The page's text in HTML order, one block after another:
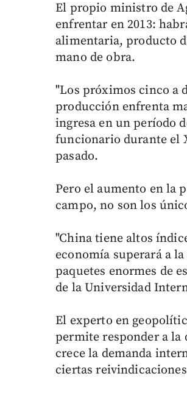
El propio ministro de
enfrentar en 2013:
alimentaria, producto
mano de obra.
"Los próximos cinco a
producción enfrenta
ingresa en un período
funcionario durante el
pasado.
Pero el aumento en la
campo, no son los
"China tiene altos
economía superará a
paquetes enormes de
de la Universidad
El experto en
permite responder a la
crece la demanda
ciertas